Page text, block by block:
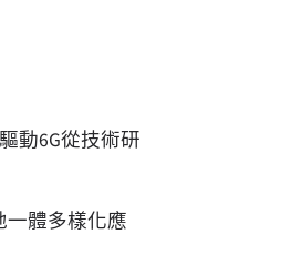
動6G從技術研
一體多樣化應